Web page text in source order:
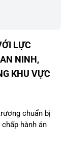
LỰC
NINH,
KHU VỰC
chuẩn bị
hành án